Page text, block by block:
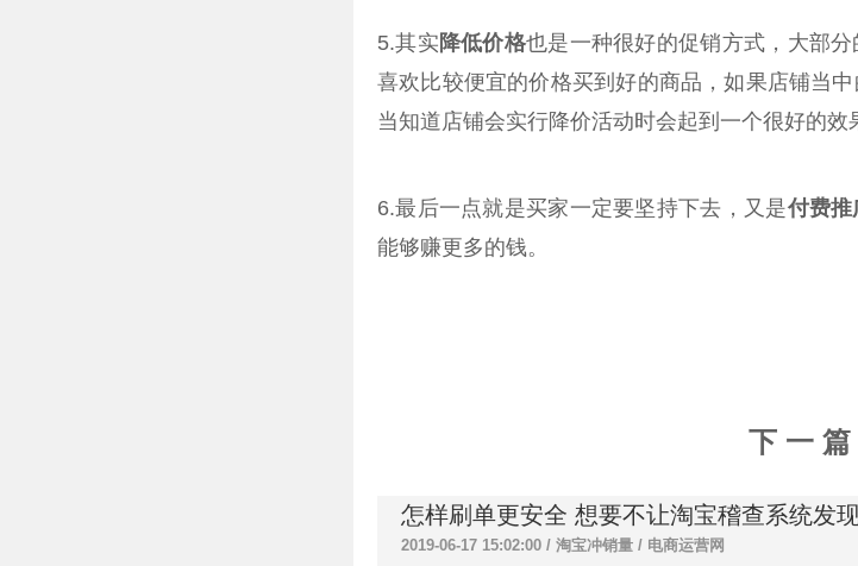
5.其实 降低价格也是一种很好的促销方式，大部
喜欢比较便宜的价格买到好的商品，如果店铺当
当知道店铺会实行降价活动时会起到一个很好的效
6.最后一点就是买家一定要坚持下去，又是付费推
能够赚更多的钱。
下 一 篇
怎样刷单更安全 想要不让淘宝稽查系统发
2019-06-17 15:02:00 / 淘宝冲销量 / 电商运营网